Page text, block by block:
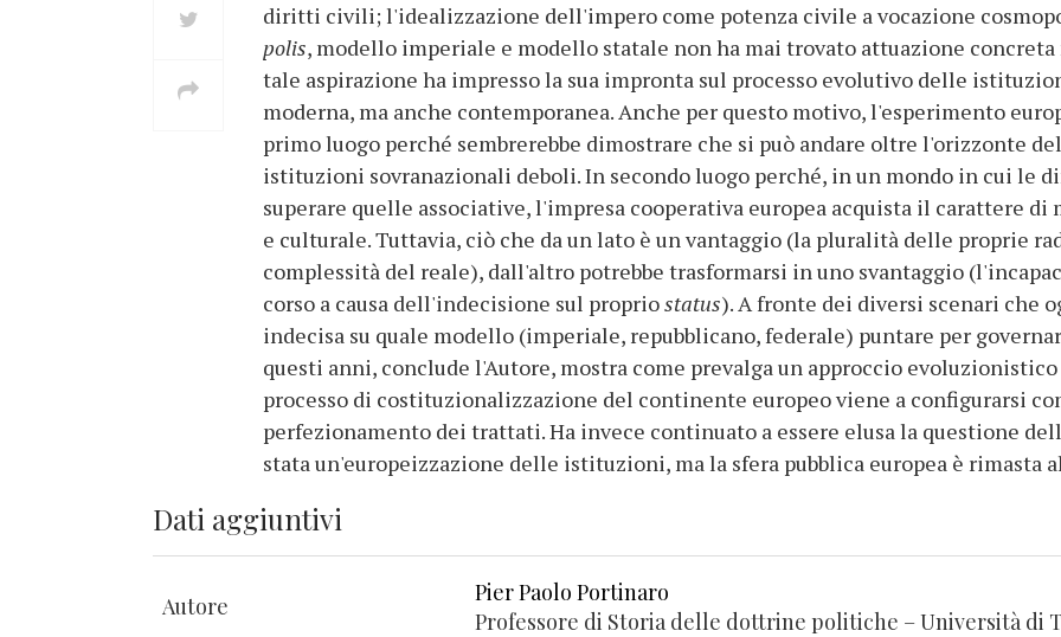
diritti civili; l'idealizzazione dell'impero come potenza civile a vocazione
polis, modello imperiale e modello statale non ha mai trovato attuazione
tale aspirazione ha impresso la sua impronta sul processo evolutivo delle
moderna, ma anche contemporanea. Anche per questo motivo, l'esperimento
primo luogo perché sembrerebbe dimostrare che si può andare oltre l'orizzonte
istituzioni sovranazionali deboli. In secondo luogo perché, in un mondo in cui le
superare quelle associative, l'impresa cooperativa europea acquista il carattere
e culturale. Tuttavia, ciò che da un lato è un vantaggio (la pluralità delle proprie
complessità del reale), dall'altro potrebbe trasformarsi in uno svantaggio
corso a causa dell'indecisione sul propriostatus). A fronte dei diversi scenari che
indecisa su quale modello (imperiale, repubblicano, federale) puntare per
questi anni, conclude l'Autore, mostra come prevalga un approccio
processo di costituzionalizzazione del continente europeo viene a configurarsi
perfezionamento dei trattati. Ha invece continuato a essere elusa la questione
stata un'europeizzazione delle istituzioni, ma la sfera pubblica europea è rimasta
Dati aggiuntivi
Autore
Pier Paolo Portinaro
Professore di Storia delle dottrine politiche – Università di